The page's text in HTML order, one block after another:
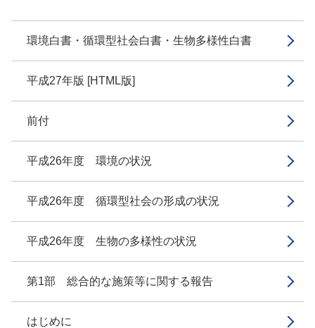
環境白書・循環型社会白書・生物多様性白書
平成27年版 [HTML版]
前付
平成26年度 環境の状況
平成26年度 循環型社会の形成の状況
平成26年度 生物の多様性の状況
第1部 総合的な施策等に関する報告
はじめに